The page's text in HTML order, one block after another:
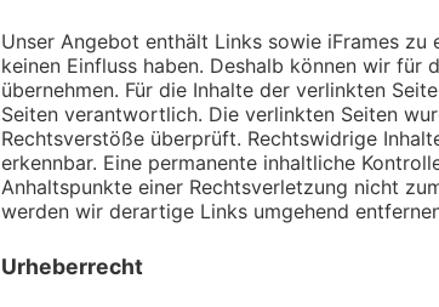
Unser Angebot enthält Links sowie iFrames
keinen Einfluss haben. Deshalb können wir für
übernehmen. Für die Inhalte der verlinkten
Seiten verantwortlich. Die verlinkten Seiten
Rechtsverstöße überprüft. Rechtswidrige
erkennbar. Eine permanente inhaltliche
Anhaltspunkte einer Rechtsverletzung nicht
werden wir derartige Links umgehend
Urheberrecht